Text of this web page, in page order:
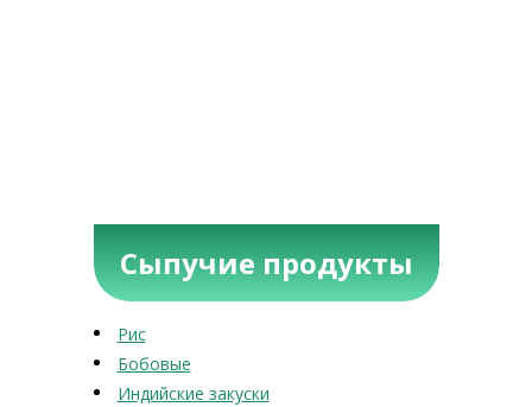
Сыпучие продукты
Рис
Бобовые
Индийские закуски